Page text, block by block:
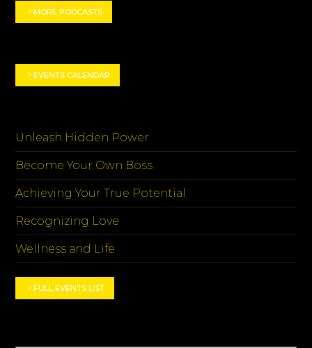
MORE PODCASTS
EVENTS CALENDAR
Unleash Hidden Power
Become Your Own Boss
Achieving Your True Potential
Recognizing Love
Wellness and Life
FULL EVENTS LIST